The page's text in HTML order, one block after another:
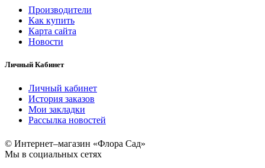
Производители
Как купить
Карта сайта
Новости
Личный Кабинет
Личный кабинет
История заказов
Мои закладки
Рассылка новостей
© Интернет–магазин «Флора Сад»
Мы в социальных сетях